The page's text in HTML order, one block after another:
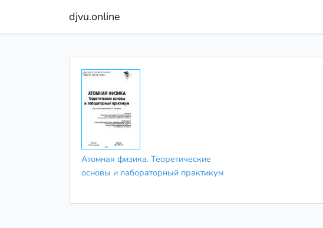
djvu.online
Атомная физика. Теоретические
основы и лабораторный практикум